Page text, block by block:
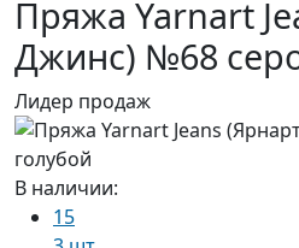
Пряжа Yarnart
Джинс) №68
Лидер продаж
В наличии:
15